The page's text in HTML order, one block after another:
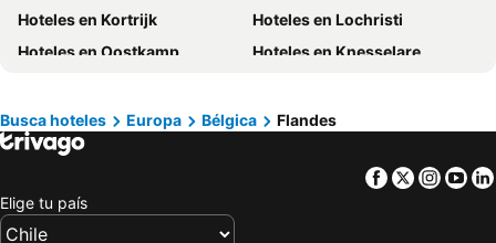
Hoteles en Isla Djerba
Hoteles en Beijing
Hoteles en Puerto Plata
Hoteles en Curicó
Hoteles en Provincia de San Antonio
Hoteles en Isla Margarita
Hoteles en Isla de Skiathos
Hoteles en Kortrijk
Hoteles en Lochristi
Hoteles en Oostkamp
Hoteles en Knesselare
Hoteles en Riemst
Hoteles en Roeselare
Hoteles en Zeebrugge
Busca hoteles Europa Bélgica Flandes
Facebook
Twitter
Elige tu país